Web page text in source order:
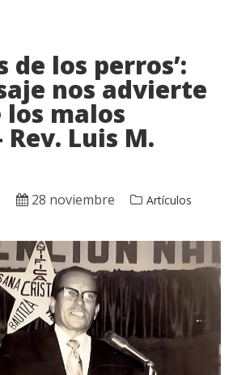
de los perros’:
nos advierte
los malos
Luis M.
28 noviembre Artículos